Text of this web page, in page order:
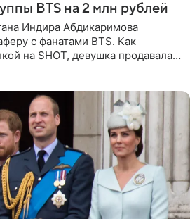
BTS на 2 млн рублей
Индира Абдикаримова
с фанатами BTS. Как
на SHOT, девушка продавала